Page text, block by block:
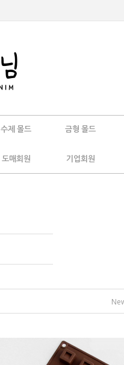
수제 몰드 금형 몰드
도매회원 기업회원